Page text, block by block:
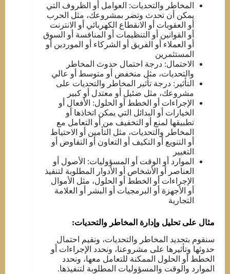
المخاطر والتحديات: العوامل أو الظروف التي
يمكن أن تحدث وتضر بمشروعك، مثل الحرب
أو العقوبات أو الانقطاع الكهربائي أو الانترنت
أو القوانين أو التنظيمات أو المنافسة أو السوق
أو العملاء أو الفريق أو الشركاء أو الموردين أو
المستثمرين
الاحتمال: درجة احتمال حدوث المخاطر
والتحديات، مثل منخفض أو متوسط أو عالي
التأثير: درجة تأثير المخاطر والتحديات على
مشروعك، مثل ضئيل أو معتدل أو كبير
الإجراءات أو الخطط أو الحلول: الأفعال أو
الخيارات أو البدائل التي يمكن اتخاذها أو
تطبيقها لمنع أو التخفيف من أو التعامل مع
المخاطر والتحديات، مثل التأمين أو الاحتياط
أو التنويع أو التكيف أو التعاون أو التفاوض أو
التغيير
الموارد أو الوقت أو المسؤوليات: الأصول أو
العناصر أو الأشخاص أو الأدوار المطلوبة لتنفيذ
الإجراءات أو الخطط أو الحلول، مثل الأموال
أو الأجهزة أو البرمجيات أو البشر أو العلامة
التجارية
مثال على تحليل وإدارة المخاطر والتحديات:
سنقوم بتحديد المخاطر والتحديات، ونقيم احتمال
حدوثها وتأثيرها على مشروعنا، ونحدد الإجراءات أو
الخطط أو الحلول الممكنة للتعامل معها، ونحدد
الموارد والوقت والمسؤوليات المطلوبة لتنفيذها.